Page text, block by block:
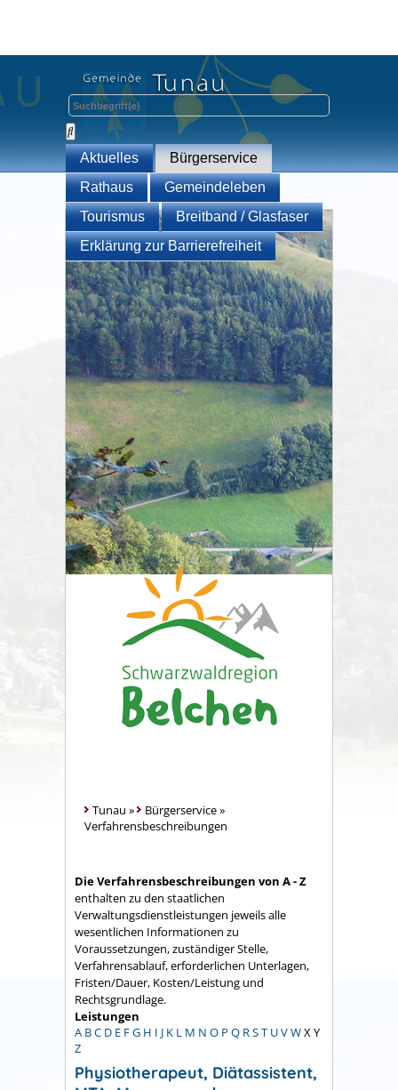
Aktuelles
Bürgerservice
Rathaus
Gemeindeleben
Tourismus
Breitband / Glasfaser
Erklärung zur Barrierefreiheit
Tunau » Bürgerservice»
Verfahrensbeschreibungen
Die Verfahrensbeschreibungen von A - Z
enthalten zu den staatlichen
Verwaltungsdienstleistungen jeweils alle
wesentlichen Informationen zu
Voraussetzungen, zuständiger Stelle,
Verfahrensablauf, erforderlichen Unterlagen,
Fristen/Dauer, Kosten/Leistung und
Rechtsgrundlage.
Leistungen
A BC D E FG H I J K L M N O P Q RST UVWX Y
Z
Physiotherapeut, Diätassistent,